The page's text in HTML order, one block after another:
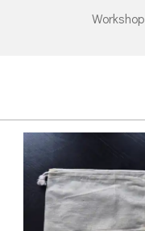
Workshop